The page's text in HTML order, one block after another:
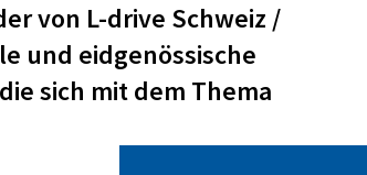
von L-drive Schweiz /
und eidgenössische
sich mit dem Thema